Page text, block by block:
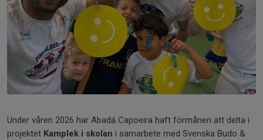
Under våren 2026 har Abadá Capoeira haft förmånen att delta i
projektet Kamplek i skolan i samarbete med Svenska Budo &